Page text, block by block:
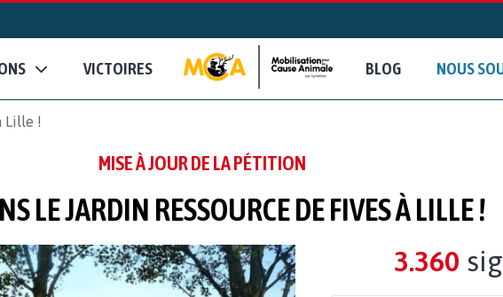
VICTOIRES BLOG NOUS
Lille !
MISE À JOUR DE LA PÉTITION
LE JARDIN RESSOURCE DE FIVES À LILLE !
3.360